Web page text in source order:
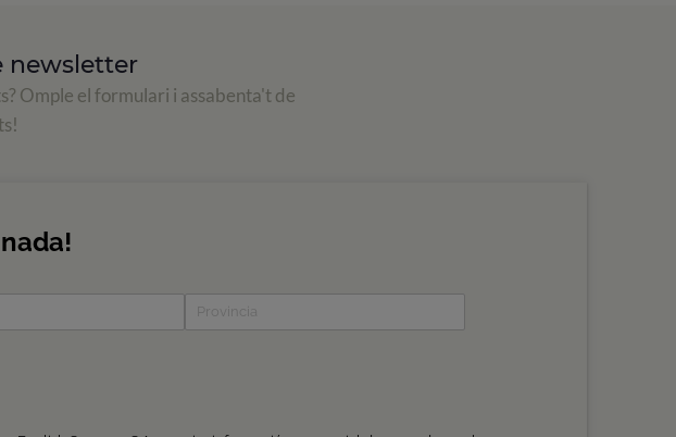
newsletter
Omple el formulari i assabenta't de